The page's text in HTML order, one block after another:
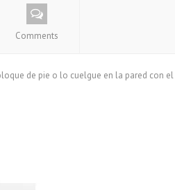
Comments
de pie o lo cuelgue en la pared con